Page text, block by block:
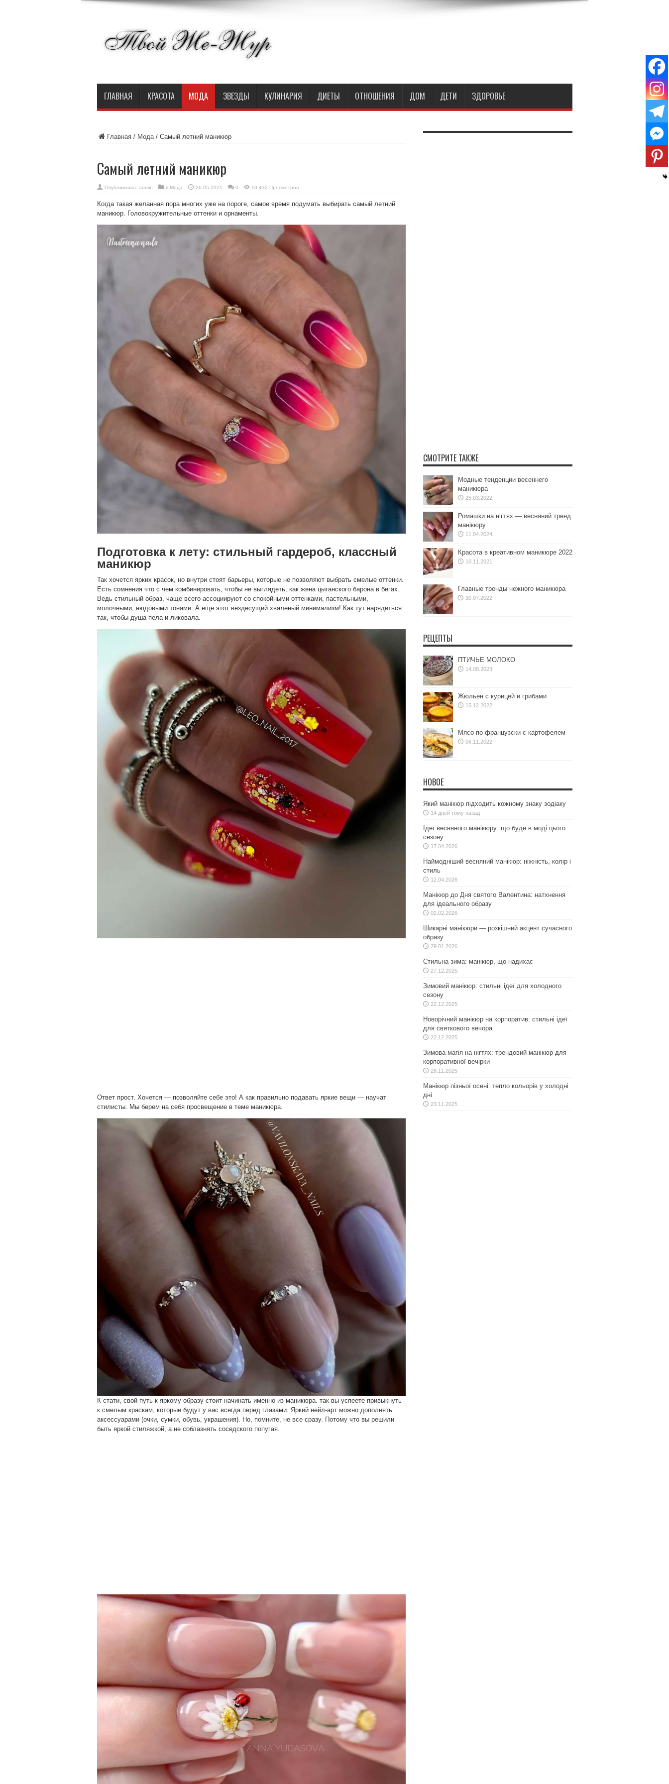
ГЛАВНАЯ КРАСОТА МОДА ЗВЕЗДЫ КУЛИНАРИЯ ДИЕТЫ ОТНОШЕНИЯ ДОМ ДЕТИ ЗДОРОВЬЕ
Главная/ Мода/ Самый летний маникюр
Самый летний маникюр
Опубликовал: admin в Мода 26.05.2021 0 10,432 Просмотров
Когда такая желанная пора многих уже на пороге, самое время подумать выбирать самый летний
маникюр. Головокружительные оттенки и орнаменты.
Подготовка к лету: стильный гардероб, классный
маникюр
Так хочется ярких красок, но внутри стоят барьеры, которые не позволяют выбрать смелые оттенки.
Есть сомнения что с чем комбинировать, чтобы не выглядеть, как жена цыганского барона в бегах.
Ведь стильный образ, чаще всего ассоциируют со спокойными оттенками, пастельными,
молочными, нюдовыми тонами. А еще этот вездесущий хваленый минимализм! Как тут нарядиться
так, чтобы душа пела и ликовала.
Ответ прост. Хочется — позволяйте себе это! А как правильно подавать яркие вещи — научат
стилисты. Мы берем на себя просвещение в теме маникюра.
К стати, свой путь к яркому образу стоит начинать именно из маникюра. так вы успеете привыкнуть
к смелым краскам, которые будут у вас всегда перед глазами. Яркий нейл-арт можно дополнять
аксессуарами (очки, сумки, обувь, украшения). Но, помните, не все сразу. Потому что вы решили
быть яркой стиляжкой, а не соблазнять соседского попугая.
СМОТРИТЕ ТАКЖЕ
Модные тенденции весеннего
маникюра
25.03.2022
Ромашки на нігтях — весняний тренд
манікюру
11.04.2024
Красота в креативном маникюре 2022
10.11.2021
Главные тренды нежного маникюра
30.07.2022
РЕЦЕПТЫ
ПТИЧЬЕ МОЛОКО
14.08.2023
Жюльен с курицей и грибами
15.12.2022
Мясо по-французски с картофелем
06.11.2022
НОВОЕ
Який манікюр підходить кожному знаку зодіаку
14 дней тому назад
Ідеї весняного манікюру: що буде в моді цього
сезону
17.04.2026
Наймодніший весняний манікюр: ніжність, колір і
стиль
12.04.2026
Манікюр до Дня святого Валентина: натхнення
для ідеального образу
02.02.2026
Шикарні манікюри — розкішний акцент сучасного
образу
29.01.2026
Стильна зима: манікюр, що надихає
27.12.2025
Зимовий манікюр: стильні ідеї для холодного
сезону
22.12.2025
Новорічний манікюр на корпоратив: стильні ідеї
для святкового вечора
22.12.2025
Зимова магія на нігтях: трендовий манікюр для
корпоративної вечірки
28.11.2025
Манікюр пізньої осені: тепло кольорів у холодні
дні
23.11.2025